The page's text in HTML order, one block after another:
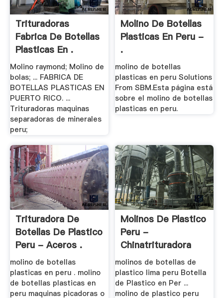
Trituradoras
Fabrica De Botellas
Plasticas En .
Molino raymond; Molino de
bolas; ... FABRICA DE
BOTELLAS PLASTICAS EN
PUERTO RICO. ...
Trituradoras maquinas
separadoras de minerales
peru;
Molino De Botellas
Plasticas En Peru -
.
molino de botellas
plasticas en peru Solutions
From SBM.Esta página está
sobre el molino de botellas
plasticas en peru.
Trituradora De
Botellas De Plastico
Peru - Aceros .
molino de botellas
plasticas en peru . molino
de botellas plasticas en
peru maquinas picadoras o
Molinos De Plastico
Peru -
Chinatrituradora
molinos de botellas de
plastico lima peru Botella
de Plastico en Per ...
molino de plastico peru